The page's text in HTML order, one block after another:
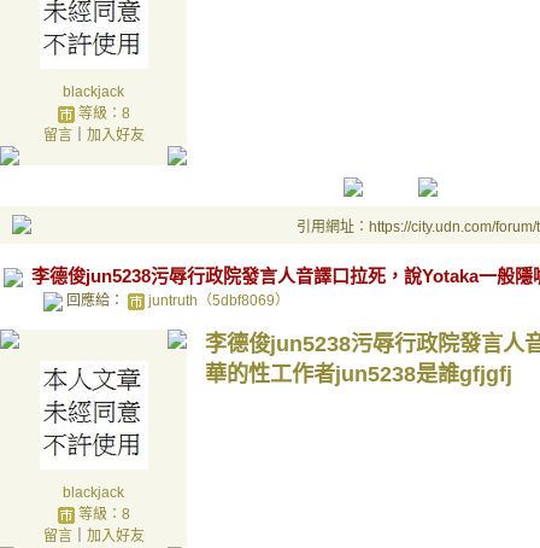
blackjack
等級：8
留言｜ 加入好友
引用網址：https://city.udn.com/
李德俊jun5238污辱行政院發言人音譯口拉死，說Yotaka一般
回應給： juntruth（5dbf8069）
blackjack
等級：8
留言｜ 加入好友
李德俊jun5238污辱行政院發言人
華的性工作者jun5238是誰gfjgfj